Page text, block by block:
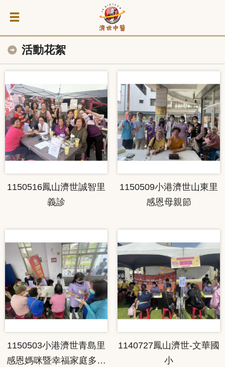
活動花絮
1150516鳳山濟世誠智里
義診
1150509小港濟世山東里
感恩母親節
1150503小港濟世青島里
感恩媽咪暨幸福家庭多元
1140727鳳山濟世-文華國
小